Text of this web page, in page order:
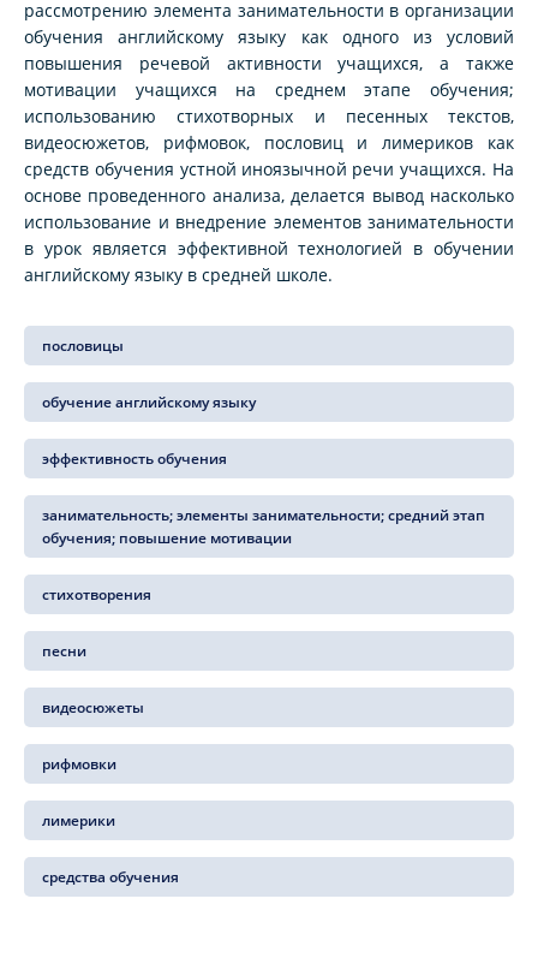
рассмотрению элемента занимательности в организации
обучения английскому языку как одного из условий
повышения речевой активности учащихся, а также
мотивации учащихся на среднем этапе обучения;
использованию стихотворных и песенных текстов,
видеосюжетов, рифмовок, пословиц и лимериков как
средств обучения устной иноязычной речи учащихся. На
основе проведенного анализа, делается вывод насколько
использование и внедрение элементов занимательности
в урок является эффективной технологией в обучении
английскому языку в средней школе.
пословицы
обучение английскому языку
эффективность обучения
занимательность; элементы занимательности; средний этап
обучения; повышение мотивации
стихотворения
песни
видеосюжеты
рифмовки
лимерики
средства обучения